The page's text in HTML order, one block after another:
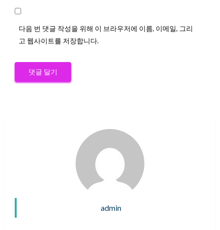
다음 번 댓글 작성을 위해 이 브라우저에 이름, 이메일, 그리
고 웹사이트를 저장합니다.
admin